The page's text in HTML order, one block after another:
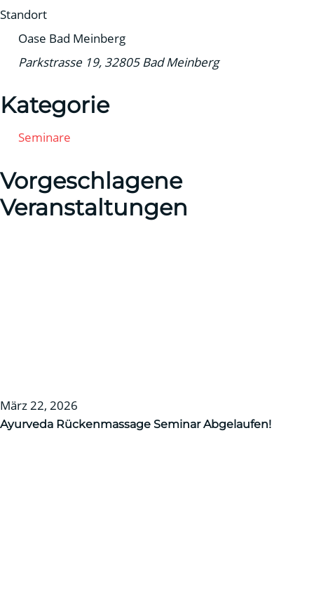
Standort
Oase Bad Meinberg
Parkstrasse 19, 32805 Bad Meinberg
Kategorie
Seminare
Vorgeschlagene
Veranstaltungen
März 22, 2026
Ayurveda Rückenmassage Seminar Abgelaufen!